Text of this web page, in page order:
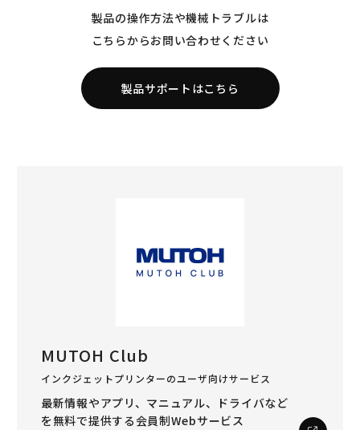
製品の操作方法や機械トラブルは
こちらからお問い合わせください
製品サポートはこちら
MUTOH Club
インクジェットプリンターのユーザ向けサービス
最新情報やアプリ、マニュアル、ドライバなど
を無料で提供する会員制Webサービス